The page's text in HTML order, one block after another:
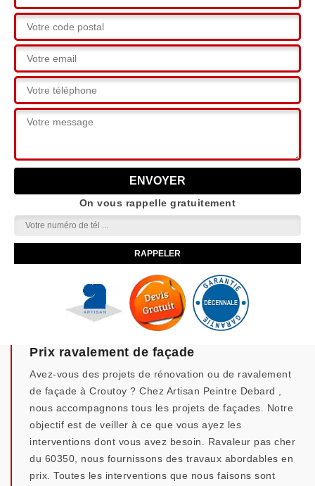
On vous rappelle gratuitement
Prix ravalement de façade
Avez-vous des projets de rénovation ou de ravalement
de façade à Croutoy ? Chez Artisan Peintre Debard ,
nous accompagnons tous les projets de façades. Notre
objectif est de veiller à ce que vous ayez les
interventions dont vous avez besoin. Ravaleur pas cher
du 60350, nous fournissons des travaux abordables en
prix. Toutes les interventions que nous faisons sont